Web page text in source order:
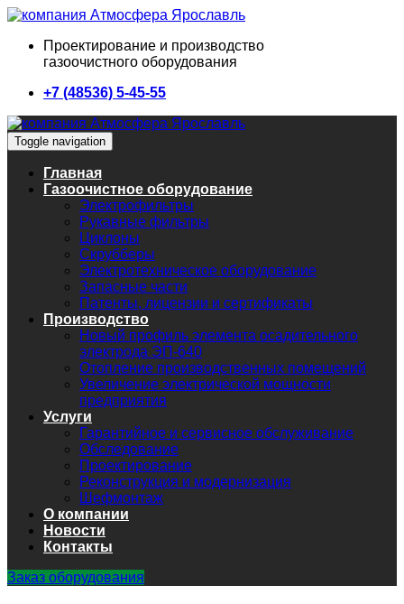
Проектирование и производство
газоочистного оборудования
+7 (48536) 5-45-55
Toggle navigation
Главная
Газоочистное оборудование
Электрофильтры
Рукавные фильтры
Циклоны
Скрубберы
Электротехническое оборудование
Запасные части
Патенты, лицензии и сертификаты
Производство
Новый профиль элемента осадительного
электрода ЭП-640
Отопление производственных помещений
Увеличение электрической мощности
предприятия
Услуги
Гарантийное и сервисное обслуживание
Обследование
Проектирование
Реконструкция и модернизация
Шефмонтаж
О компании
Новости
Контакты
Заказ оборудования